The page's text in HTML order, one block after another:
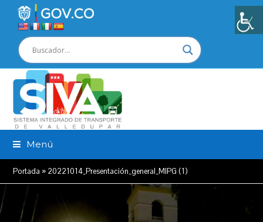
Menú
Portada » 20221014_Presentación_general_MIPG (1)